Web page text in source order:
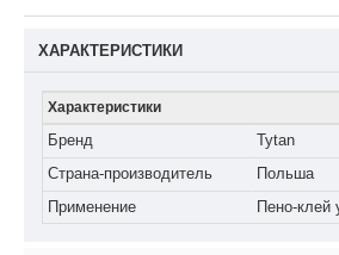
ХАРАКТЕРИСТИКИ
Характеристики
Бренд
Tytan
Страна-производитель
Польша
Применение
Пено-клей